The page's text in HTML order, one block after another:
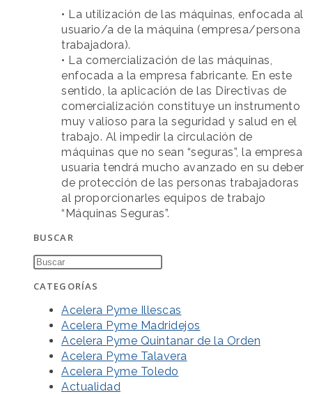
• La utilización de las máquinas, enfocada al
usuario/a de la máquina (empresa/persona
trabajadora).
• La comercialización de las máquinas,
enfocada a la empresa fabricante. En este
sentido, la aplicación de las Directivas de
comercialización constituye un instrumento
muy valioso para la seguridad y salud en el
trabajo. Al impedir la circulación de
máquinas que no sean “seguras”, la empresa
usuaria tendrá mucho avanzado en su deber
de protección de las personas trabajadoras
al proporcionarles equipos de trabajo
“Máquinas Seguras”.
BUSCAR
CATEGORÍAS
Acelera Pyme Illescas
Acelera Pyme Madridejos
Acelera Pyme Quintanar de la Orden
Acelera Pyme Talavera
Acelera Pyme Toledo
Actualidad